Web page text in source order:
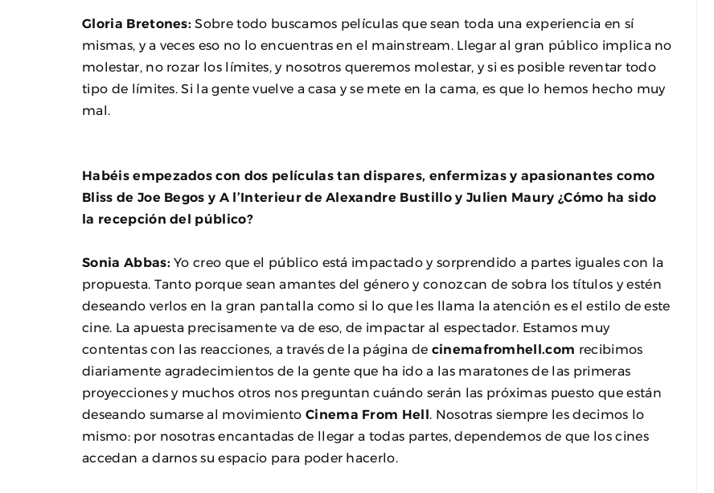
Gloria Bretones: Sobre todo buscamos películas que sean toda una experiencia en sí
mismas, y a veces eso no lo encuentras en el mainstream. Llegar al gran público implica no
molestar, no rozar los límites, y nosotros queremos molestar, y si es posible reventar todo
tipo de límites. Si la gente vuelve a casa y se mete en la cama, es que lo hemos hecho muy
mal.
Habéis empezados con dos películas tan dispares, enfermizas y apasionantes como
Bliss de Joe Begos y A l’Interieur de Alexandre Bustillo y Julien Maury ¿Cómo ha sido
la recepción del público?
Sonia Abbas: Yo creo que el público está impactado y sorprendido a partes iguales con la
propuesta. Tanto porque sean amantes del género y conozcan de sobra los títulos y estén
deseando verlos en la gran pantalla como si lo que les llama la atención es el estilo de este
cine. La apuesta precisamente va de eso, de impactar al espectador. Estamos muy
contentas con las reacciones, a través de la página de cinemafromhell.com recibimos
diariamente agradecimientos de la gente que ha ido a las maratones de las primeras
proyecciones y muchos otros nos preguntan cuándo serán las próximas puesto que están
deseando sumarse al movimiento Cinema From Hell
. Nosotras siempre les decimos lo
mismo: por nosotras encantadas de llegar a todas partes, dependemos de que los cines
accedan a darnos su espacio para poder hacerlo.